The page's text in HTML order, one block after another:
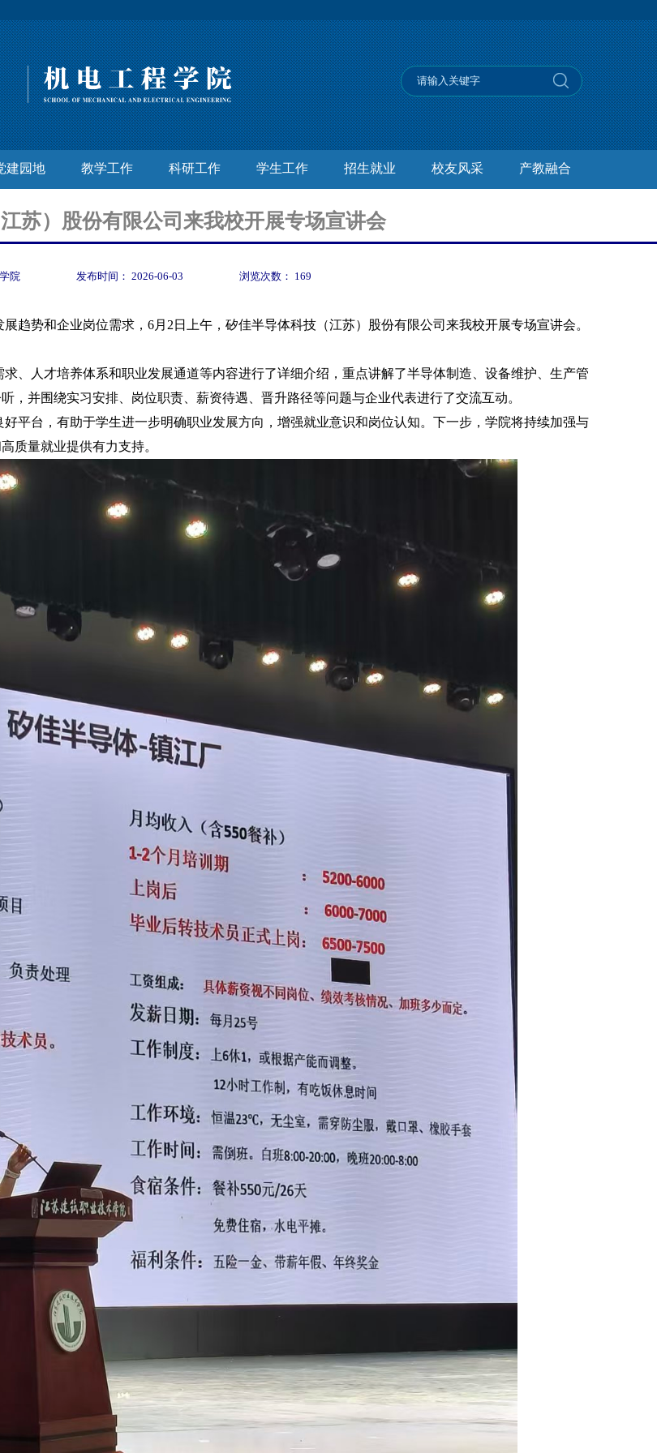
建园地 教学工作 科研工作 学生工作 招生就业 校友风采 产教融合
苏）股份有限公司来我校开展专场宣讲会
院 发布时间： 2026-06-03 浏览次数： 169
势和企业岗位需求，6月2日上午，矽佳半导体科技（江苏）股份有限公司来我校开展专场宣讲会。
、人才培养体系和职业发展通道等内容进行了详细介绍，重点讲解了半导体制造、设备维护、生产管
并围绕实习安排、岗位职责、薪资待遇、晋升路径等问题与企业代表进行了交流互动。
平台，有助于学生进一步明确职业发展方向，增强就业意识和岗位认知。下一步，学院将持续加强与
质量就业提供有力支持。